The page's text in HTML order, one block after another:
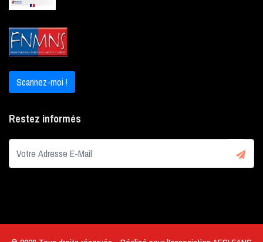
Scannez-moi !
Restez informés